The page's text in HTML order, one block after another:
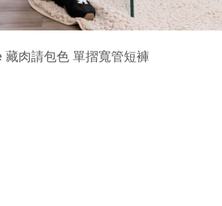
藏肉請包色 單摺寬管短褲